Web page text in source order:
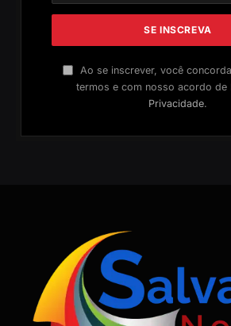
Ao se inscrever, você
termos e com nosso acordo de
Privacidade.